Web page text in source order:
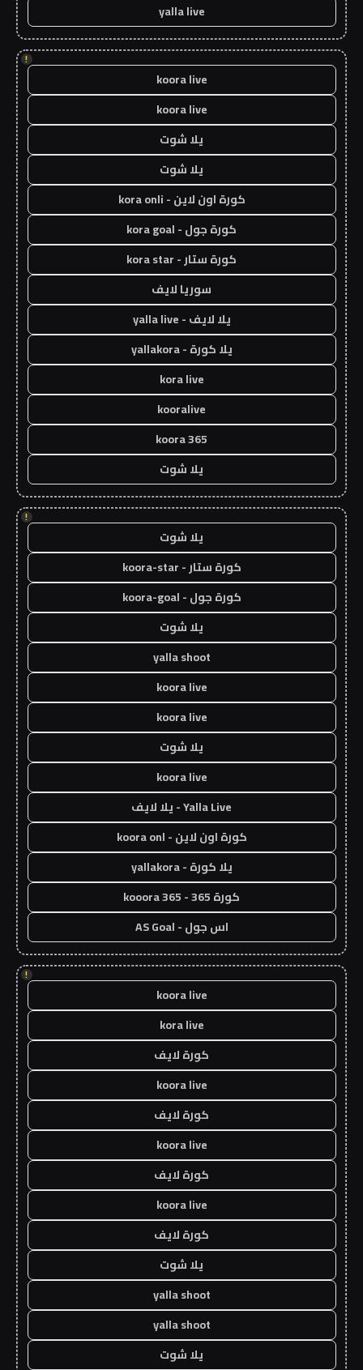
yalla live
!
koora live
koora live
يلا شوت
يلا شوت
كورة اون لاين - kora onli
كورة جول - kora goal
كورة ستار - kora star
سوريا لايف
يلا لايف - yalla live
يلا كورة - yallakora
kora live
kooralive
koora 365
يلا شوت
!
يلا شوت
كورة ستار - koora-star
كورة جول - koora-goal
يلا شوت
yalla shoot
koora live
koora live
يلا شوت
koora live
Yalla Live - يلا لايف
كورة اون لاين - koora onl
يلا كورة - yallakora
كورة 365 - kooora 365
اس جول - AS Goal
!
koora live
kora live
كورة لايف
koora live
كورة لايف
koora live
كورة لايف
koora live
كورة لايف
يلا شوت
yalla shoot
yalla shoot
يلا شوت